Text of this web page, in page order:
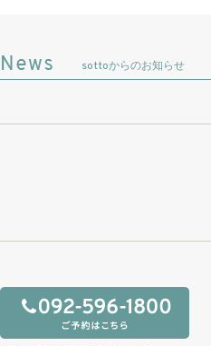
sottoからのお知らせ